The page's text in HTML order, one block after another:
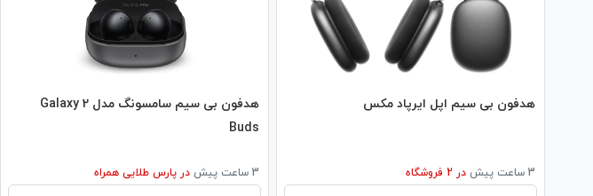
هدفون بی‌ سیم اپل ایرپاد مکس
3 ساعت پیش در فروشگاه
هدفون بی سیم سامسونگ مدل 2 Galaxy
Buds
3 ساعت پیش در پارس طلایی همراه